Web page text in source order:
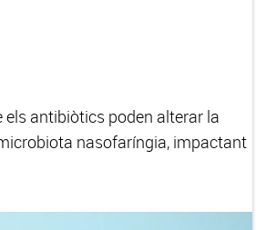
els antibiòtics poden alterar la
nasofaríngia, impactant